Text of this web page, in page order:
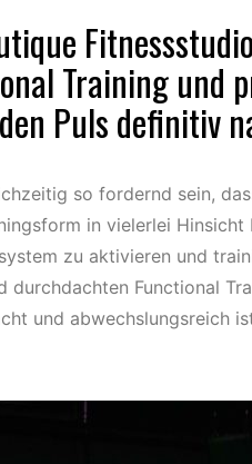
Training und
Puls definitiv
so fordernd sein,
in vielerlei
zu aktivieren und
durchdachten Functional
und abwechslungsreich